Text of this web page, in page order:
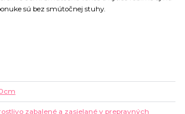
sú bez smútočnej stuhy.
zabalené a zasielané v prepravných